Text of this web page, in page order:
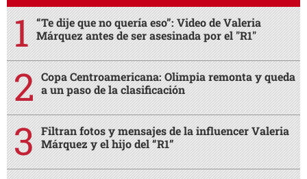
“Te dije que no quería eso”: Video de Valeria
Márquez antes de ser asesinada por el "R1"
Copa Centroamericana: Olimpia remonta y queda
a un paso de la clasificación
Filtran fotos y mensajes de la influencer Valeria
Márquez y el hijo del “R1”